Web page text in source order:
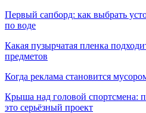
Первый сапборд: как выбрать
по воде
Какая пузырчатая пленка
предметов
Когда реклама становится
Крыша над головой спортсмена:
это серьёзный проект